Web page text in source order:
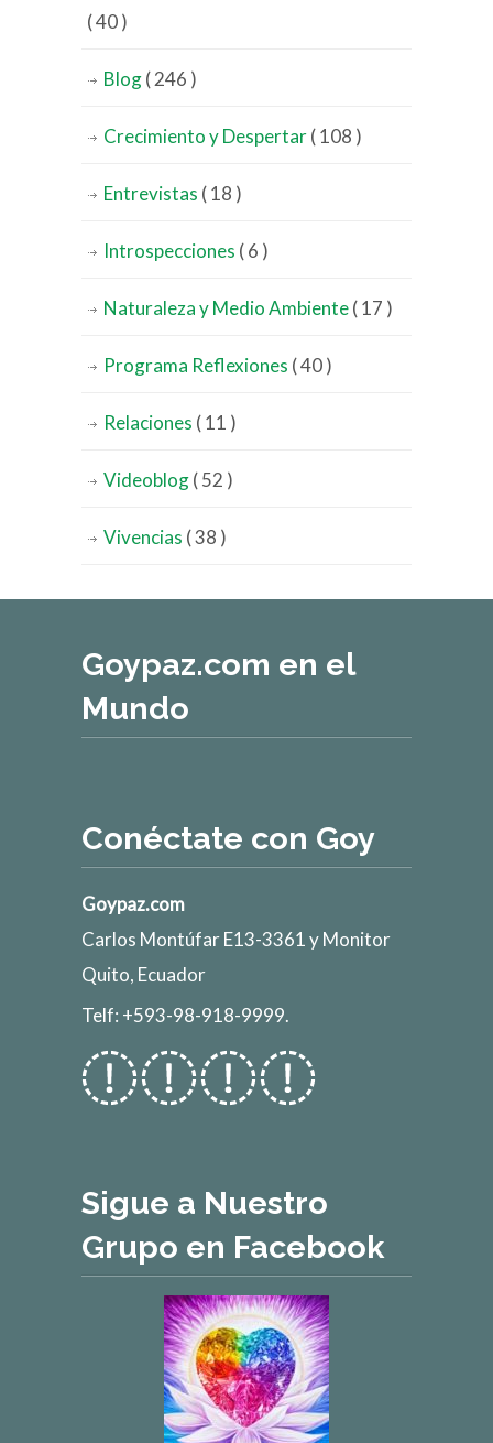
( 40 )
Blog( 246 )
Crecimiento y Despertar( 108 )
Entrevistas ( 18 )
Introspecciones ( 6 )
Naturaleza y Medio Ambiente( 17 )
Programa Reflexiones ( 40 )
Relaciones ( 11 )
Videoblog( 52 )
Vivencias ( 38 )
Goypaz.com en el
Mundo
Conéctate con Goy
Goypaz.com
Carlos Montúfar E13-3361 y Monitor
Quito, Ecuador
Telf: +593-98-918-9999.
Sigue a Nuestro
Grupo en Facebook